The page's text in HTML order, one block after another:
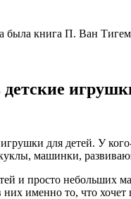
была книга П. Ван
для детей. У
машинки,
и просто небольших
именно то, что хочет